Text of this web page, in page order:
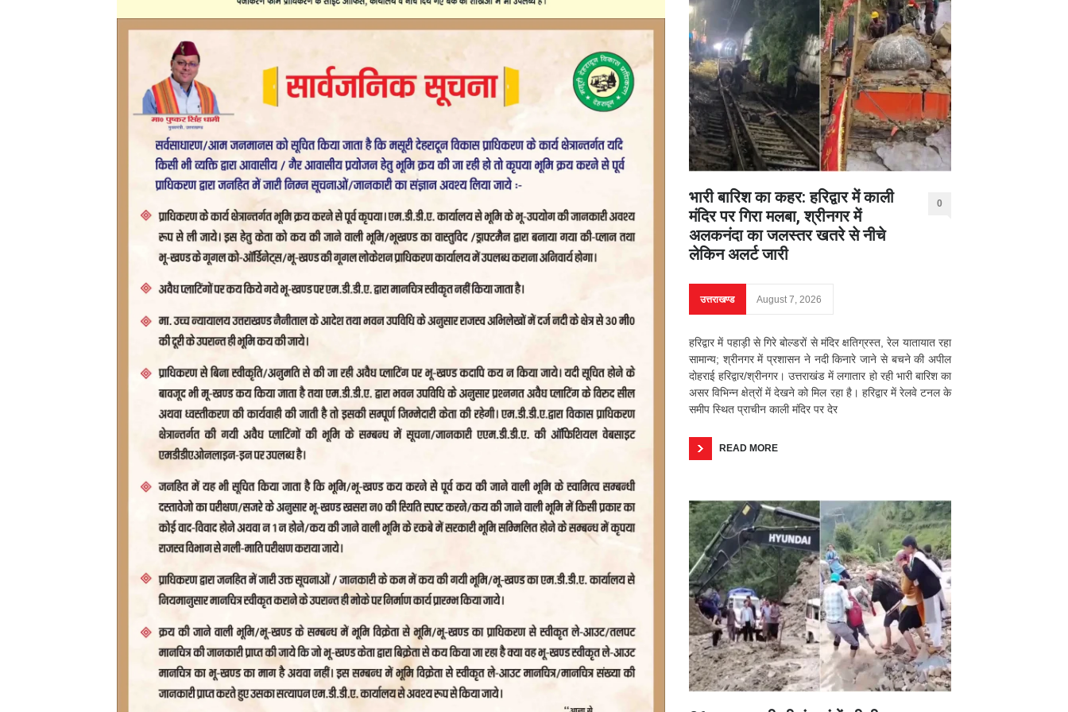
भारी बारिश का कहर: हरिद्वार में काली
मंदिर पर गिरा मलबा, श्रीनगर में
अलकनंदा का जलस्तर खतरे से नीचे
लेकिन अलर्ट जारी
0
उत्तराखण्ड August 7, 2026
हरिद्वार में पहाड़ी से गिरे बोल्डरों से मंदिर क्षतिग्रस्त, रेल यातायात रहा
सामान्य; श्रीनगर में प्रशासन ने नदी किनारे जाने से बचने की अपील
दोहराई हरिद्वार/श्रीनगर। उत्तराखंड में लगातार हो रही भारी बारिश का
असर विभिन्न क्षेत्रों में देखने को मिल रहा है। हरिद्वार में रेलवे टनल के
समीप स्थित प्राचीन काली मंदिर पर देर
READ MORE